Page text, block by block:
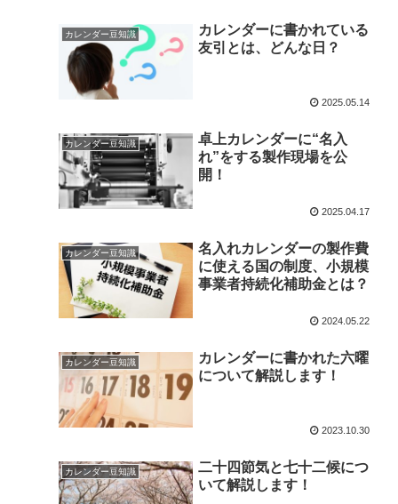
カレンダー豆知識
カレンダーに書かれている
友引とは、どんな日？
2025.05.14
カレンダー豆知識
卓上カレンダーに“名入
れ”をする製作現場を公
開！
2025.04.17
カレンダー豆知識
名入れカレンダーの製作費
に使える国の制度、小規模
事業者持続化補助金とは？
2024.05.22
カレンダー豆知識
カレンダーに書かれた六曜
について解説します！
2023.10.30
カレンダー豆知識
二十四節気と七十二候につ
いて解説します！